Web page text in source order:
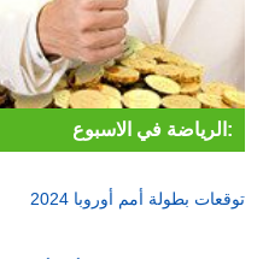
الرياضة في الاسبوع:
توقعات بطولة أمم أوروبا 2024